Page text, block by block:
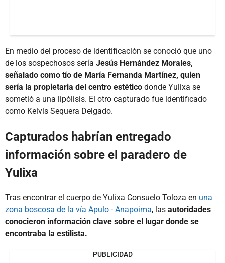
En medio del proceso de identificación se conoció que uno
de los sospechosos sería Jesús Hernández Morales,
señalado como tío de María Fernanda Martínez, quien
sería la propietaria del centro estético donde Yulixa se
sometió a una lipólisis. El otro capturado fue identificado
como Kelvis Sequera Delgado.
Capturados habrían entregado
información sobre el paradero de
Yulixa
Tras encontrar el cuerpo de Yulixa Consuelo Toloza en una
zona boscosa de la vía Apulo - Anapoima, las autoridades
conocieron información clave sobre el lugar donde se
encontraba la estilista.
PUBLICIDAD